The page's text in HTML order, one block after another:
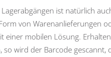
ist natürlich
von Warenanlieferungen
einer mobilen Lösung.
so wird der Barcode